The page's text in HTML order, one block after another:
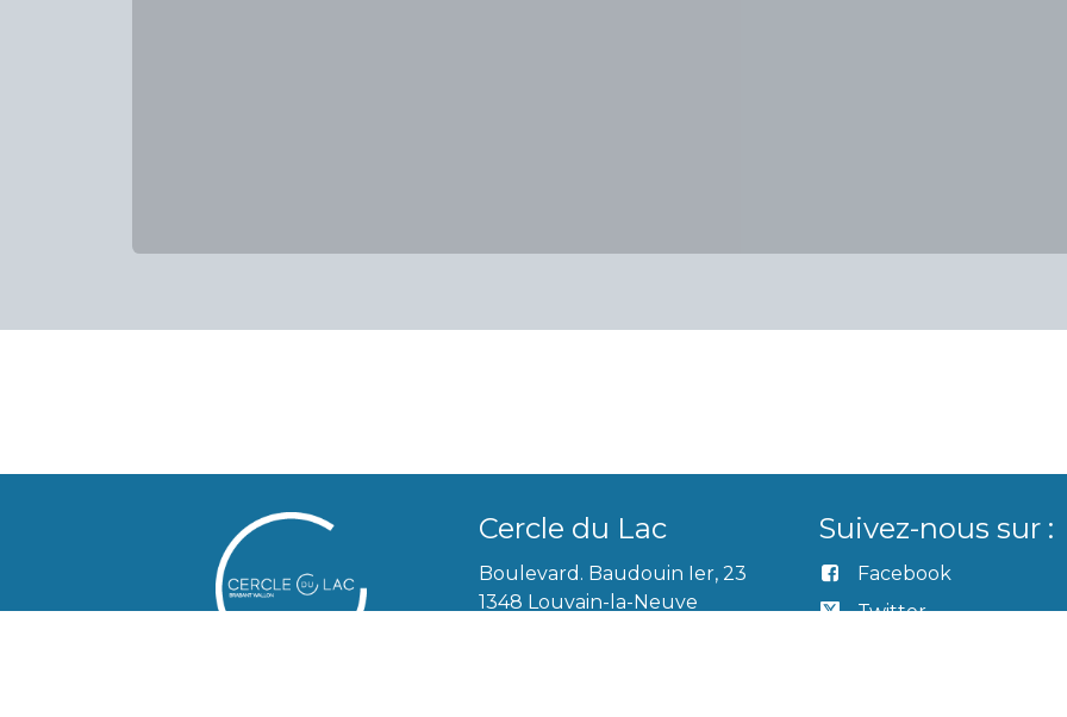
Cercle du Lac
Boulevard. Baudouin Ier, 23
1348 Louvain-la-Neuve
Suivez-nous sur :
Facebook
Twitter